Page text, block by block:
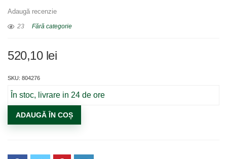
Adaugă recenzie
23 Fără categorie
520,10 lei
SKU: 804276
În stoc, livrare in 24 de ore
Cantitate
Aspirator
Power
ADAUGĂ ÎN COȘ